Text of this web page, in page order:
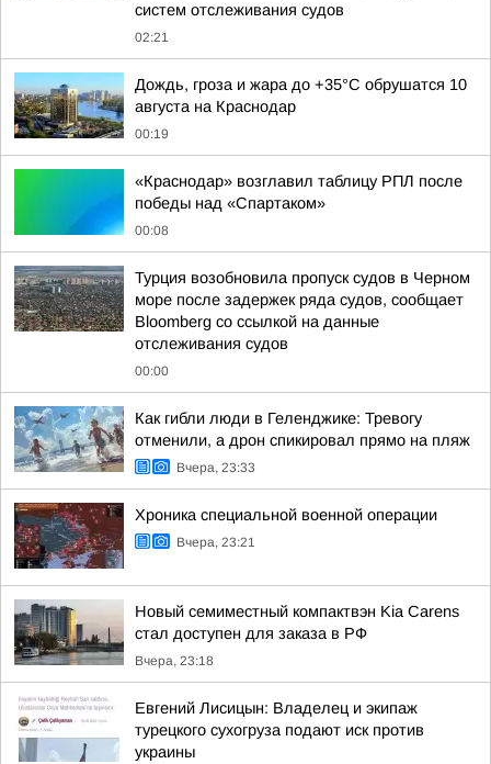
систем отслеживания судов
02:21
Дождь, гроза и жара до +35°C обрушатся 10
августа на Краснодар
00:19
«Краснодар» возглавил таблицу РПЛ после
победы над «Спартаком»
00:08
Турция возобновила пропуск судов в Черном
море после задержек ряда судов, сообщает
Bloomberg со ссылкой на данные
отслеживания судов
00:00
Как гибли люди в Геленджике: Тревогу
отменили, а дрон спикировал прямо на пляж
Вчера, 23:33
Хроника специальной военной операции
Вчера, 23:21
Новый семиместный компактвэн Kia Carens
стал доступен для заказа в РФ
Вчера, 23:18
Евгений Лисицын: Владелец и экипаж
турецкого сухогруза подают иск против
украины